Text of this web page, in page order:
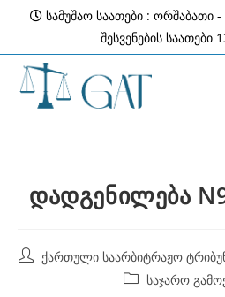
content
სამუშაო საათები : ორშაბათი -
შესვენების საათები
დადგენილება
Post ქართული საარბიტრაჟო
Post საჯარო